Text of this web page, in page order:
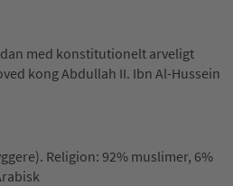
med konstitutionelt arveligt
kong Abdullah II. Ibn Al-Hussein
Religion: 92% muslimer, 6%